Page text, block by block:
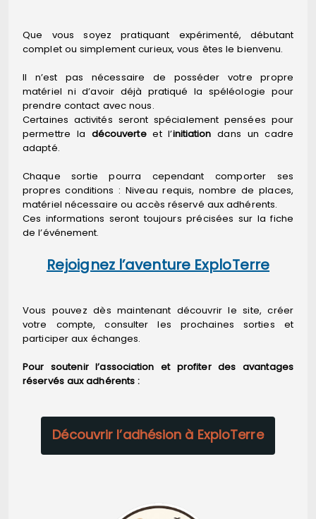
Que vous soyez pratiquant expérimenté, débutant
complet ou simplement curieux, vous êtes le bienvenu.
Il n’est pas nécessaire de posséder votre propre
matériel ni d’avoir déjà pratiqué la spéléologie pour
prendre contact avec nous.
Certaines activités seront spécialement pensées pour
permettre la découverteet l’initiation dans un cadre
adapté.
Chaque sortie pourra cependant comporter ses
propres conditions : Niveau requis, nombre de places,
matériel nécessaire ou accès réservé aux adhérents.
Ces informations seront toujours précisées sur la fiche
de l’événement.
Rejoignez l’aventure ExploTerre
Vous pouvez dès maintenant découvrir le site, créer
votre compte, consulter les prochaines sorties et
participer aux échanges.
Pour soutenir l’association et profiter des avantages
réservés aux adhérents :
Découvrir l’adhésion à ExploTerre